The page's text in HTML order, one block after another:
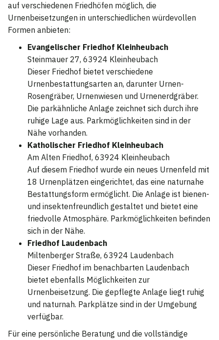
auf verschiedenen Friedhöfen möglich, die
Urnenbeisetzungen in unterschiedlichen würdevollen
Formen anbieten:
Evangelischer Friedhof Kleinheubach
Steinmauer 27, 63924 Kleinheubach
Dieser Friedhof bietet verschiedene
Urnenbestattungsarten an, darunter Urnen-
Rosengräber, Urnenwiesen und Urnenerdgräber.
Die parkähnliche Anlage zeichnet sich durch ihre
ruhige Lage aus. Parkmöglichkeiten sind in der
Nähe vorhanden.
Katholischer Friedhof Kleinheubach
Am Alten Friedhof, 63924 Kleinheubach
Auf diesem Friedhof wurde ein neues Urnenfeld mit
18 Urnenplätzen eingerichtet, das eine naturnahe
Bestattungsform ermöglicht. Die Anlage ist bienen-
und insektenfreundlich gestaltet und bietet eine
friedvolle Atmosphäre. Parkmöglichkeiten befinden
sich in der Nähe.
Friedhof Laudenbach
Miltenberger Straße, 63924 Laudenbach
Dieser Friedhof im benachbarten Laudenbach
bietet ebenfalls Möglichkeiten zur
Urnenbeisetzung. Die gepflegte Anlage liegt ruhig
und naturnah. Parkplätze sind in der Umgebung
verfügbar.
Für eine persönliche Beratung und die vollständige